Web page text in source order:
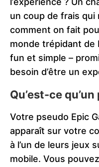
un coup de frais qui
comment on fait
monde trépidant de
fun et simple –
besoin d’être un
Qu’est-ce
Votre pseudo Epic
apparaît sur votre
à l’un de leurs jeux
mobile. Vous